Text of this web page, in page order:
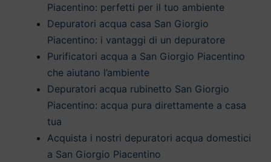
Piacentino: perfetti per il tuo ambiente
Depuratori acqua casa San Giorgio
Piacentino: i vantaggi di un depuratore
Purificatori acqua a San Giorgio Piacentino
che aiutano l’ambiente
Depuratori acqua rubinetto San Giorgio
Piacentino: acqua pura direttamente a casa
tua
Acquista i nostri depuratori acqua domestici
a San Giorgio Piacentino